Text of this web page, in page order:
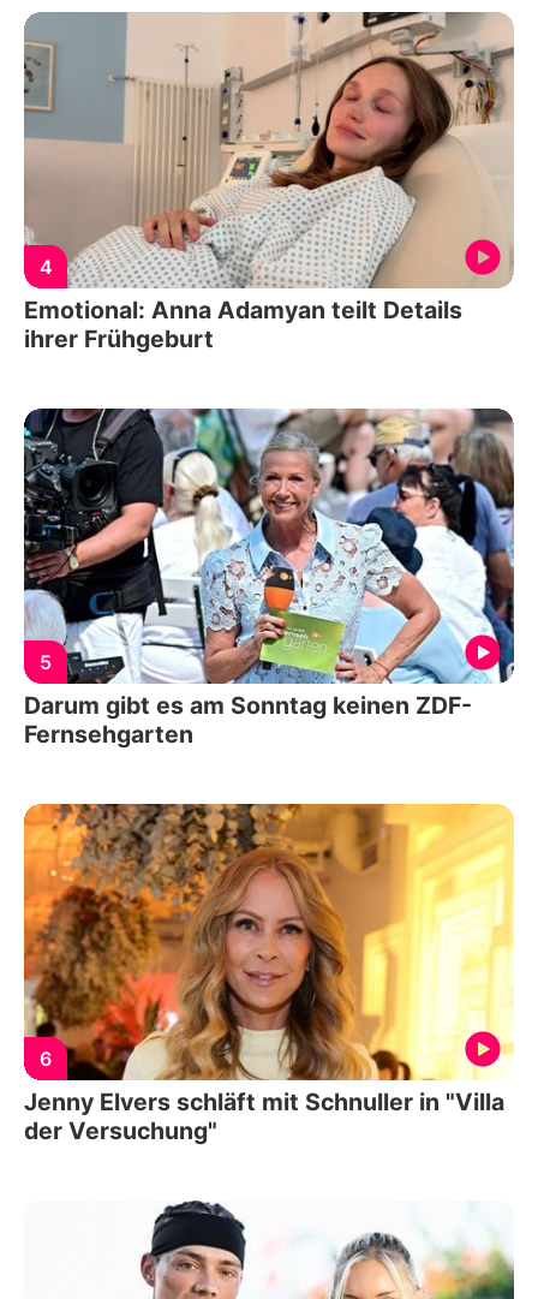
4
Emotional: Anna Adamyan teilt Details
ihrer Frühgeburt
5
Darum gibt es am Sonntag keinen ZDF-
Fernsehgarten
6
Jenny Elvers schläft mit Schnuller in "Villa
der Versuchung"